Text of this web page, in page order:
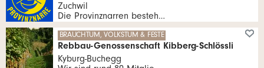
Zuchwil
Die Provinznarren bestehen aus zwei Schnitzelbankgruppen einer Zunftmusig und einer Wagenbaugruppe.
BRAUCHTUM, VOLKSTUM & FESTE
Rebbau-Genossenschaft Kibberg-Schlössli
Kyburg-Buchegg